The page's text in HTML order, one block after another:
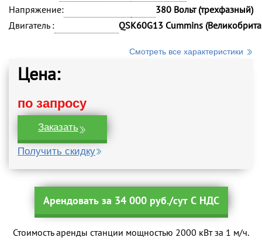
Напряжение:
380 Вольт (трехфазный)
Двигатель :
QSK60G13 Cummins
Смотреть все характеристики
Цена:
по запросу
Заказать
Получить скидку
Арендовать за 34 000 руб./сут С НДС
Стоимость аренды станции мощностью 2000 кВт за 1 м/ч.